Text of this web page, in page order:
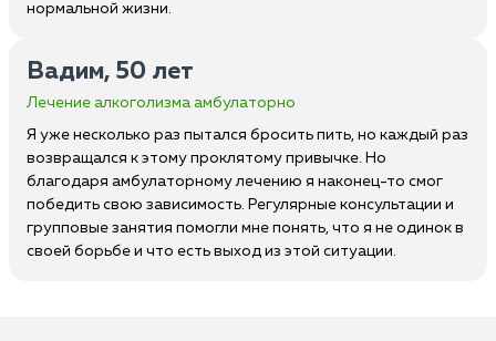
нормальной жизни.
Вадим, 50 лет
Лечение алкоголизма амбулаторно
Я уже несколько раз пытался бросить пить, но каждый раз
возвращался к этому проклятому привычке. Но
благодаря амбулаторному лечению я наконец-то смог
победить свою зависимость. Регулярные консультации и
групповые занятия помогли мне понять, что я не одинок в
своей борьбе и что есть выход из этой ситуации.